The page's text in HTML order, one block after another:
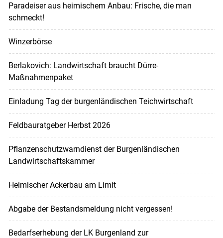
Paradeiser aus heimischem Anbau: Frische, die man
schmeckt!
Winzerbörse
Berlakovich: Landwirtschaft braucht Dürre-
Maßnahmenpaket
Einladung Tag der burgenländischen Teichwirtschaft
Feldbauratgeber Herbst 2026
Pflanzenschutzwarndienst der Burgenländischen
Landwirtschaftskammer
Heimischer Ackerbau am Limit
Abgabe der Bestandsmeldung nicht vergessen!
Bedarfserhebung der LK Burgenland zur